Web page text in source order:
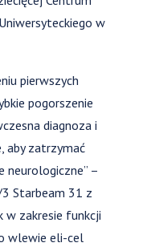
w
pierwszych
pogorszenie
diagnoza i
aby zatrzymać
neurologiczne” –
3 Starbeam 31 z
w zakresie funkcji
wlewie eli-cel